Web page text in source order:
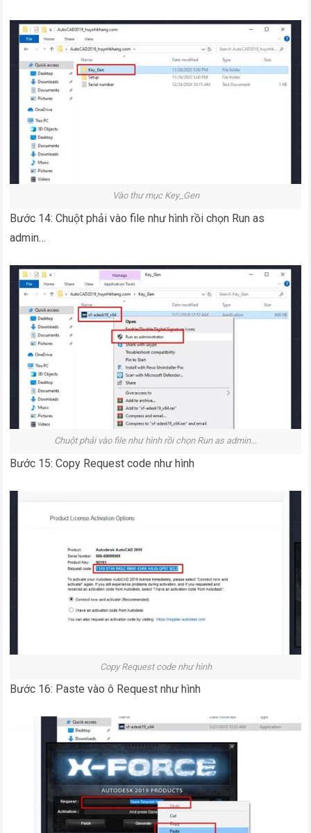
Vào thư mục Key_Gen
Bước 14: Chuột phải vào file như hình rồi chọn Run as
admin…
Chuột phải vào file như hình rồi chọn Run as admin…
Bước 15: Copy Request code như hình
Copy Request code như hình
Bước 16: Paste vào ô Request như hình